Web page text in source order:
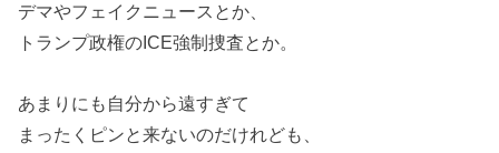
デマやフェイクニュースとか、
トランプ政権のICE強制捜査とか。
あまりにも自分から遠すぎて
まったくピンと来ないのだけれども、